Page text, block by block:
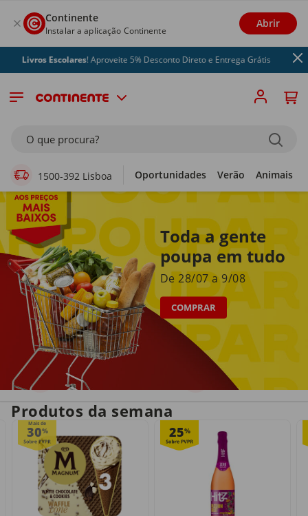
Continente
Instalar a aplicação Continente
Abrir
Escolares! Aproveite 5% Desconto Direto e Entrega Grátis
O que procura?
1500-392 Lisboa Oportunidades Verão Animais
Supermercado Online
Toda a gente
poupa em tudo
De 28/07 a 9/08
COMPRAR
Entrega em casa
no próprio dia
Recolha grátis
com o Click&Go
Produtos da semana
Mais de
30% 25%